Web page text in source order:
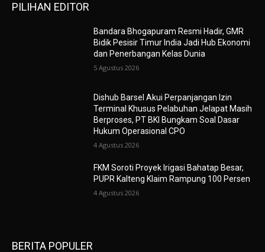
PILIHAN EDITOR
Bandara Bhogapuram Resmi Hadir, GMR
Bidik Pesisir Timur India Jadi Hub Ekonomi
dan Penerbangan Kelas Dunia
5 Agustus 2026
Dishub Barsel Akui Perpanjangan Izin
Terminal Khusus Pelabuhan Jelapat Masih
Berproses, PT BKI Bungkam Soal Dasar
Hukum Operasional CPO
4 Agustus 2026
FKM Soroti Proyek Irigasi Bahatap Besar,
PUPR Kalteng Klaim Rampung 100 Persen
4 Agustus 2026
BERITA POPULER